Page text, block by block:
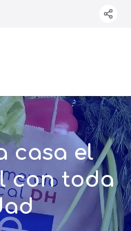
casa el
con toda